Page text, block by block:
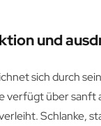
und
sich durch
verfügt über
Schlanke,